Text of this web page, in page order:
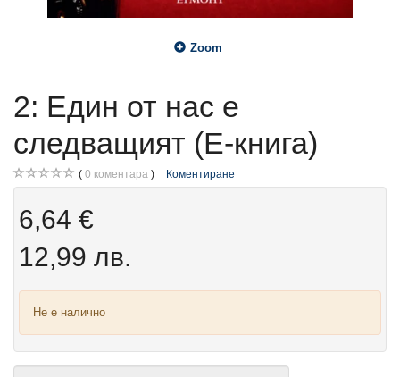
Zoom
2: Един от нас е
следващият (Е-книга)
0 коментара Коментиране
6,64 €
12,99 лв.
Не е налично